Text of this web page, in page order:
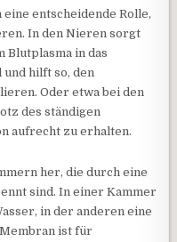
entscheidende Rolle,
In den Nieren sorgt
Blutplasma in das
hilft so, den
Oder etwa bei den
des ständigen
aufrecht zu erhalten.
her, die durch eine
sind. In einer Kammer
in der anderen eine
ist für